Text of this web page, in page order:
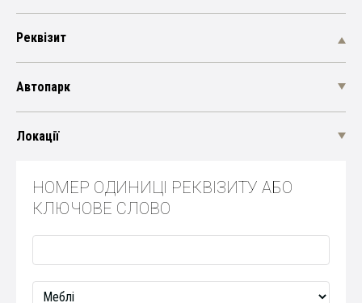
Реквізит
Автопарк
Локації
НОМЕР ОДИНИЦІ РЕКВІЗИТУ АБО
КЛЮЧОВЕ СЛОВО